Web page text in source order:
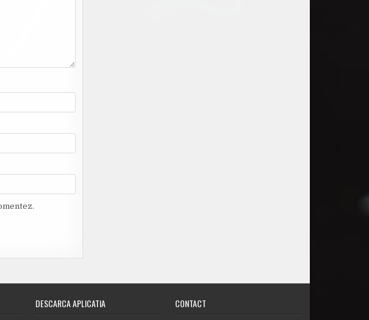
DESCARCA APLICATIA CONTACT